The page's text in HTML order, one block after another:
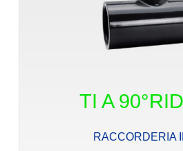
TI A
RACCORDERIA